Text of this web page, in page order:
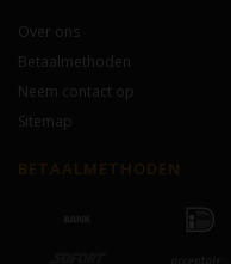
Over ons
Betaalmethoden
Neem contact op
Sitemap
BETAALMETHODEN